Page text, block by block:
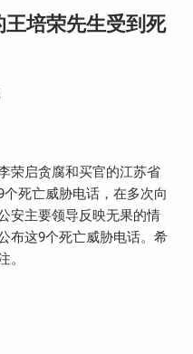
培荣先生受到死
荣启贪腐和买官的江苏省
死亡威胁电话，在多次向
安主要领导反映无果的情
布这9个死亡威胁电话。希
。